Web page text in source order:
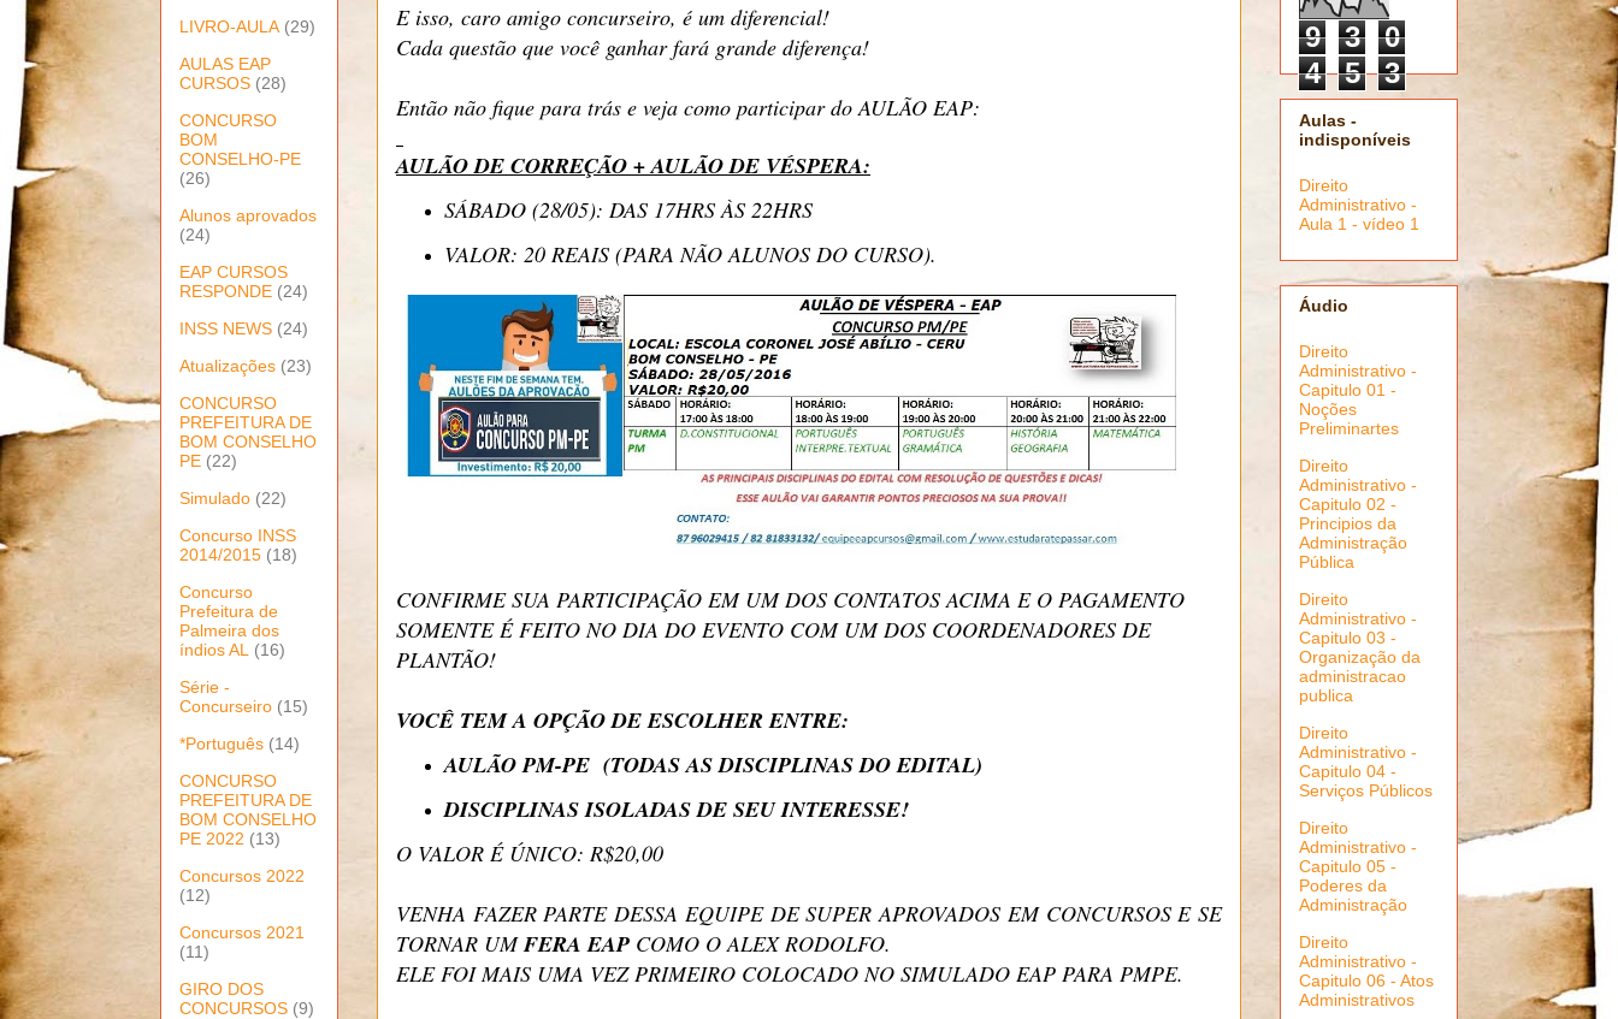
E isso, caro amigo concurseiro, é um diferencial!
Cada questão que você ganhar fará grande diferença!
Então não fique para trás e veja como participar do AULÃO EAP:
AULÃO DE CORREÇÃO + AULÃO DE VÉSPERA:
SÁBADO (28/05): DAS 17HRS ÀS 22HRS
VALOR: 20 REAIS (PARA NÃO ALUNOS DO CURSO).
CONFIRME SUA PARTICIPAÇÃO EM UM DOS CONTATOS ACIMA E O PAGAMENTO
SOMENTE É FEITO NO DIA DO EVENTO COM UM DOS COORDENADORES DE
PLANTÃO!
VOCÊ TEM A OPÇÃO DE ESCOLHER ENTRE:
AULÃO PM-PE (TODAS AS DISCIPLINAS DO EDITAL)
DISCIPLINAS ISOLADAS DE SEU INTERESSE!
O VALOR É ÚNICO: R$20,00
VENHA FAZER PARTE DESSA EQUIPE DE SUPER APROVADOS EM CONCURSOS E SE
TORNAR UMFERA EAP COMO O ALEX RODOLFO.
ELE FOI MAIS UMA VEZ PRIMEIRO COLOCADO NO SIMULADO EAP PARA PMPE.
LIVRO-AULA (29)
AULAS EAP
CURSOS (28)
CONCURSO
BOM
CONSELHO-PE
(26)
Alunos aprovados
(24)
EAP CURSOS
RESPONDE (24)
INSS NEWS (24)
Atualizações (23)
CONCURSO
PREFEITURA DE
BOM CONSELHO
PE (22)
Simulado (22)
Concurso INSS
2014/2015 (18)
Concurso
Prefeitura de
Palmeira dos
índios AL
(16)
Série -
Concurseiro (15)
*Português (14)
CONCURSO
PREFEITURA DE
BOM CONSELHO
PE 2022 (13)
Concursos 2022
(12)
Concursos 2021
(11)
GIRO DOS
CONCURSOS (9)
9 3
0
4
5 3
Aulas -
indisponíveis
Direito
Administrativo -
Aula 1 - vídeo 1
Áudio
Direito
Administrativo -
Capitulo 01 -
Noções
Preliminartes
Direito
Administrativo -
Capitulo 02 -
Principios da
Administração
Pública
Direito
Administrativo -
Capitulo 03 -
Organização da
administracao
publica
Direito
Administrativo -
Capitulo 04 -
Serviços Públicos
Direito
Administrativo -
Capitulo 05 -
Poderes da
Administração
Direito
Administrativo -
Capitulo 06 - Atos
Administrativos